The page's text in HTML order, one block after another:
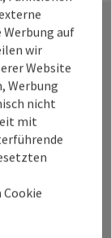
auf
wir
Website
Werbung
nicht
mit
Cookie